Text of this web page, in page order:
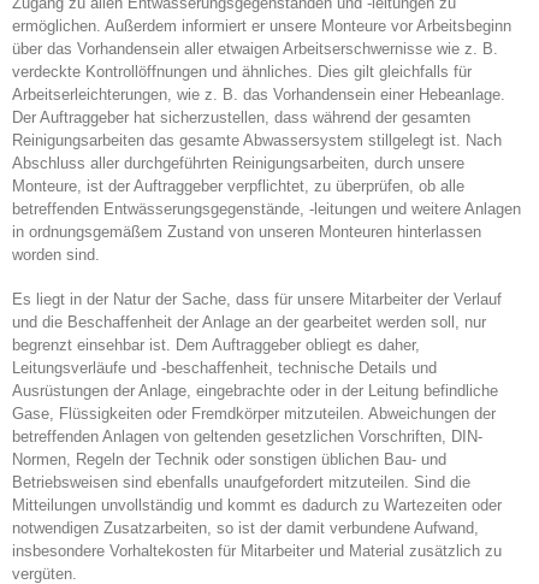
ermöglichen. Außerdem informiert er unsere Monteure vor Arbeitsbeginn
über das Vorhandensein aller etwaigen Arbeitserschwernisse wie z. B.
verdeckte Kontrollöffnungen und ähnliches. Dies gilt gleichfalls für
Arbeitserleichterungen, wie z. B. das Vorhandensein einer Hebeanlage.
Der Auftraggeber hat sicherzustellen, dass während der gesamten
Reinigungsarbeiten das gesamte Abwassersystem stillgelegt ist. Nach
Abschluss aller durchgeführten Reinigungsarbeiten, durch unsere
Monteure, ist der Auftraggeber verpflichtet, zu überprüfen, ob alle
betreffenden Entwässerungsgegenstände, -leitungen und weitere Anlagen
in ordnungsgemäßem Zustand von unseren Monteuren hinterlassen
worden sind.
Es liegt in der Natur der Sache, dass für unsere Mitarbeiter der Verlauf
und die Beschaffenheit der Anlage an der gearbeitet werden soll, nur
begrenzt einsehbar ist. Dem Auftraggeber obliegt es daher,
Leitungsverläufe und -beschaffenheit, technische Details und
Ausrüstungen der Anlage, eingebrachte oder in der Leitung befindliche
Gase, Flüssigkeiten oder Fremdkörper mitzuteilen. Abweichungen der
betreffenden Anlagen von geltenden gesetzlichen Vorschriften, DIN-
Normen, Regeln der Technik oder sonstigen üblichen Bau- und
Betriebsweisen sind ebenfalls unaufgefordert mitzuteilen. Sind die
Mitteilungen unvollständig und kommt es dadurch zu Wartezeiten oder
notwendigen Zusatzarbeiten, so ist der damit verbundene Aufwand,
insbesondere Vorhaltekosten für Mitarbeiter und Material zusätzlich zu
vergüten.